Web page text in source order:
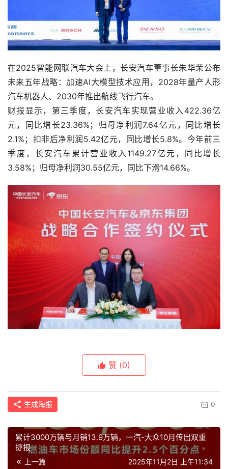
在2025智能网联汽车大会上，长安汽车董事长朱华荣公布
未来五年战略：加速AI大模型技术应用，2028年量产人形
汽车机器人、2030年推出航线飞行汽车。
财报显示，第三季度，长安汽车实现营业收入422.36亿
元，同比增长23.36%；归母净利润7.64亿元，同比增长
2.1%；扣非后净利润5.42亿元，同比增长5.8%。今年前三
季度，长安汽车累计营业收入1149.27亿元，同比增长
3.58%；归母净利润30.55亿元，同比下滑14.66%。
赞 (0)
生成海报 0
累计3000万辆与月销13.9万辆，一汽-大众10月传出双重
捷报
上一篇 2025年11月2日 上午11:34